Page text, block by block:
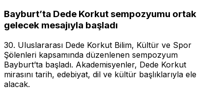
Bayburt’ta Dede Korkut sempozyumu ortak
gelecek mesajıyla başladı
30. Uluslararası Dede Korkut Bilim, Kültür ve Spor
Şölenleri kapsamında düzenlenen sempozyum
Bayburt’ta başladı. Akademisyenler, Dede Korkut
mirasını tarih, edebiyat, dil ve kültür başlıklarıyla ele
alacak.